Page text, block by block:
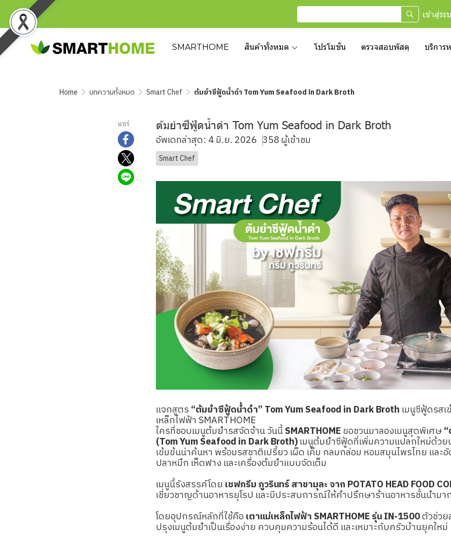
เข้าสู่ระ
SMARTHOME สินค้าทั้งหมด โปรโมชั่น ตรวจสอบพัสดุ บริการ
Home บทความทั้งหมด Smart Chef ต้มยำซีฟู้ดน้ำดำ Tom Yum Seafood in Dark Broth
แชร์ ต้มยำซีฟู้ดน้ำดำ Tom Yum Seafood in Dark Broth
อัพเดทล่าสุด: 4 มิ.ย. 2026 358 ผู้เข้าชม
Smart Chef
แจกสูตร “ต้มยำซีฟู้ดน้ำดำ” Tom Yum Seafood in Dark Broth เมนูซีฟู้ดรส
เหล็กไฟฟ้า SMARTHOME
ใครที่ชอบเมนูต้มยำรสจัดจ้าน วันนี้SMARTHOMEขอชวนมาลองเมนูสุดพิเศษ
(Tom Yum Seafood in Dark Broth)เมนูต้มยำซีฟู้ดที่เพิ่มความแปลกใหม่ด้ว
เข้มข้นน่าค้นหา พร้อมรสชาติเปรี้ยว เผ็ด เค็ม กลมกล่อม หอมสมุนไพรไทย และ
ปลาหมึก เห็ดฟาง และเครื่องต้มยำแบบจัดเต็ม
เมนูนี้รังสรรค์โดย เชฟภรีม ภูวรินทร์ สาขามุละ จาก POTATO HEAD FOOD
เชี่ยวชาญด้านอาหารยุโรป และมีประสบการณ์ให้คำปรึกษาร้านอาหารชั้นนำมา
โดยอุปกรณ์หลักที่ใช้คือ เตาแม่เหล็กไฟฟ้า SMARTHOME รุ่น IN-1500ตัวช่ว
ปรุงเมนูต้มยำเป็นเรื่องง่าย ควบคุมความร้อนได้ดี และเหมาะกับครัวบ้านยุคใหม่